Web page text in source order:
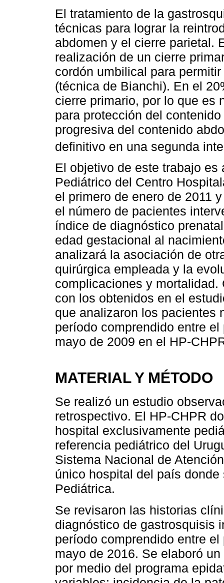
El tratamiento de la
técnicas para lograr la
abdomen y el cierre parietal.
realización de un cierre
cordón umbilical para
(técnica de Bianchi). En el
cierre primario, por lo que es
para protección del
progresiva del contenido
definitivo en una segunda
El objetivo de este trabajo
Pediátrico del Centro
el primero de enero de 2011
el número de pacientes
índice de diagnóstico
edad gestacional al
analizará la asociación de
quirúrgica empleada y la
complicaciones y
con los obtenidos en el
que analizaron los pacientes
período comprendido entre
mayo de 2009 en el HP-
MATERIAL Y MÉTODO
Se realizó un estudio
retrospectivo. El HP-CHPR
hospital exclusivamente
referencia pediátrico del
Sistema Nacional de
único hospital del país
Pediátrica.
Se revisaron las historias
diagnóstico de gastrosquisis
período comprendido entre
mayo de 2016. Se elaboró
por medio del programa